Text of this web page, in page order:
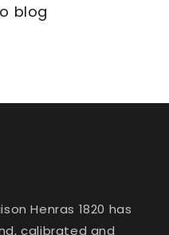
blog
Henras 1820 has
calibrated and